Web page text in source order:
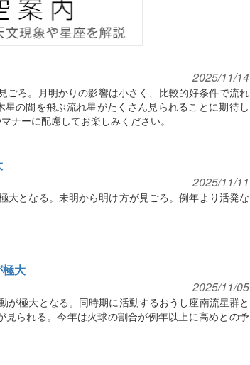
2025/11/14
ごろ。月明かりの影響は小さく、比較的好条件で流れ
の間を飛ぶ流れ星がたくさん見られることに期待し
ナーに配慮してお楽しみください。
2025/11/11
大となる。未明から明け方が見ごろ。例年より活発な
大
2025/11/05
極大となる。同時期に活動するおうし座南流星群と
られる。今年は火球の割合が例年以上に高めとの予